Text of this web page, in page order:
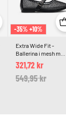
-35% +10%
Extra Wide Fit -
Ballerina i mesh
rem
Price reduced
549,95 krto
321,72 kr